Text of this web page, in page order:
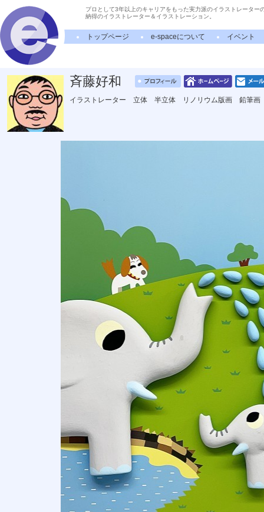
プロとして3年以上のキャリアをもった実力派のイラストレーター
納得のイラストレーター＆イラストレーション。
トップページ e-spaceについて イベント
斉藤好和
イラストレーター 立体 半立体 リノリウム版画 鉛筆画